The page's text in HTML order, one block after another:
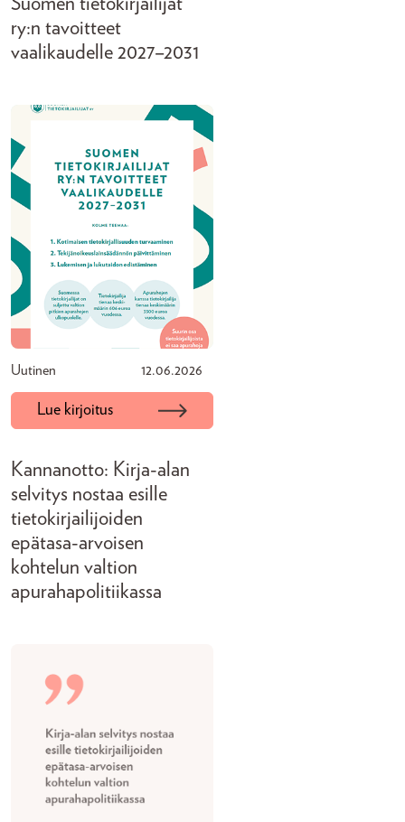
ry:n tavoitteet
vaalikaudelle 2027–2031
Uutinen 12.06.2026
Lue kirjoitus
Kannanotto: Kirja-alan
selvitys nostaa esille
tietokirjailijoiden
epätasa-arvoisen
kohtelun valtion
apurahapolitiikassa